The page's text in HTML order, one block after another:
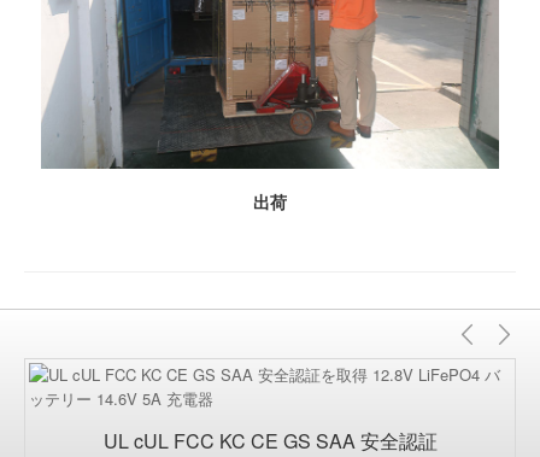
出荷
前
の
UL cUL FCC KC CE GS SAA 安全認証